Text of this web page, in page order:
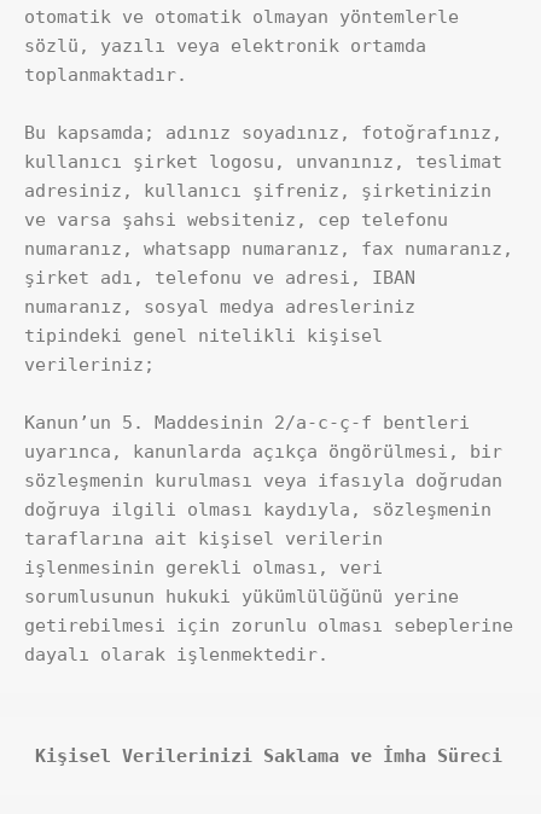
otomatik ve otomatik olmayan yöntemlerle
sözlü, yazılı veya elektronik ortamda
toplanmaktadır.
Bu kapsamda; adınız soyadınız, fotoğrafınız,
kullanıcı şirket logosu, unvanınız, teslimat
adresiniz, kullanıcı şifreniz, şirketinizin
ve varsa şahsi websiteniz, cep telefonu
numaranız, whatsapp numaranız, fax numaranız,
şirket adı, telefonu ve adresi, IBAN
numaranız, sosyal medya adresleriniz
tipindeki genel nitelikli kişisel
verileriniz;
Kanun’un 5. Maddesinin 2/a-c-ç-f bentleri
uyarınca, kanunlarda açıkça öngörülmesi, bir
sözleşmenin kurulması veya ifasıyla doğrudan
doğruya ilgili olması kaydıyla, sözleşmenin
taraflarına ait kişisel verilerin
işlenmesinin gerekli olması, veri
sorumlusunun hukuki yükümlülüğünü yerine
getirebilmesi için zorunlu olması sebeplerine
dayalı olarak işlenmektedir.
Kişisel Verilerinizi Saklama ve İmha Süreci